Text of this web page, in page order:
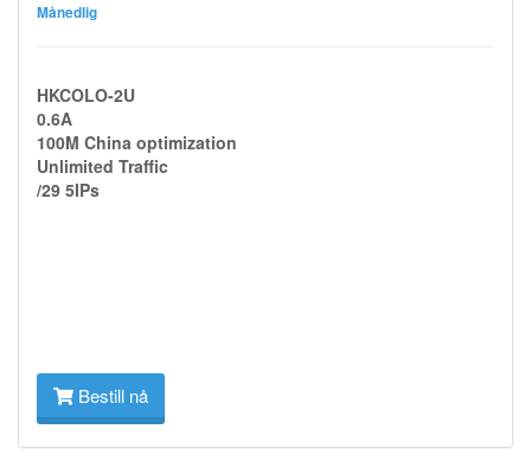
Månedlig
HKCOLO-2U
0.6A
100M China optimization
Unlimited Traffic
/29 5IPs
Bestill nå